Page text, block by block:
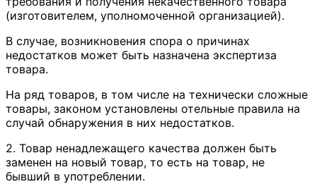
(изготовителем, уполномоченной организацией).
В случае, возникновения спора о причинах
недостатков может быть назначена экспертиза
товара.
На ряд товаров, в том числе на технически сложные
товары, законом установлены отельные правила на
случай обнаружения в них недостатков.
2. Товар ненадлежащего качества должен быть
заменен на новый товар, то есть на товар, не
бывший в употреблении.